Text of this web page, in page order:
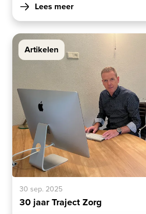
Lees meer
Artikelen
30 sep. 2025
30 jaar Traject Zorg